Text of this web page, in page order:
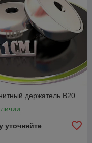
держатель B20
уточняйте